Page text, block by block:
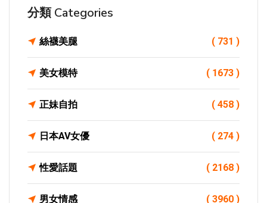
分類 Categories
絲襪美腿 ( 731 )
美女模特 ( 1673 )
正妹自拍 ( 458 )
日本AV女優 ( 274 )
性愛話題 ( 2168 )
男女情感 ( 3960 )